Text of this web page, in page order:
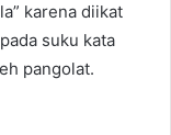
karena diikat
suku kata
pangolat.